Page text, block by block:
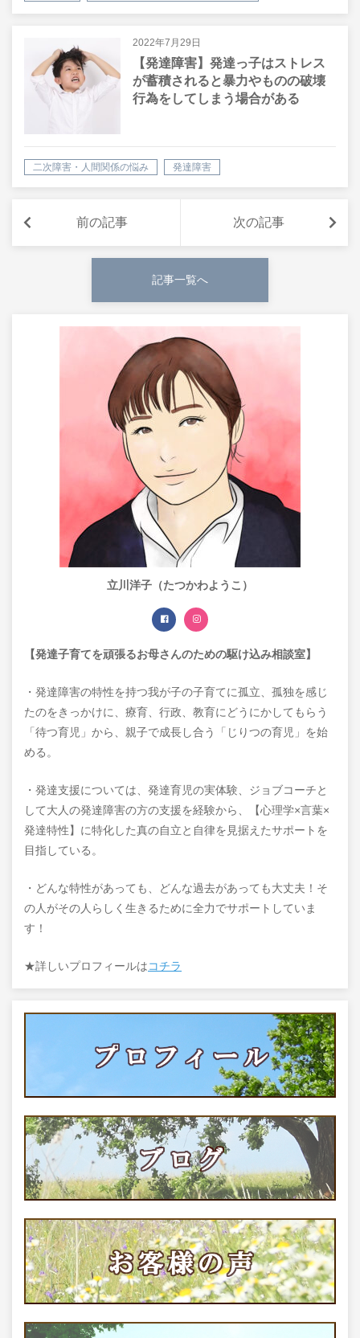
2022年7月29日
【発達障害】発達っ子はストレス
が蓄積されると暴力やものの破壊
行為をしてしまう場合がある
二次障害・人間関係の悩み 発達障害
前の記事 次の記事
記事一覧へ
立川洋子（たつかわようこ）
【発達子育てを頑張るお母さんのための駆け込み相談室】
・発達障害の特性を持つ我が子の子育てに孤立、孤独を感じ
たのをきっかけに、療育、行政、教育にどうにかしてもらう
「待つ育児」から、親子で成長し合う「じりつの育児」を始
める。
・発達支援については、発達育児の実体験、ジョブコーチと
して大人の発達障害の方の支援を経験から、【心理学×言葉×
発達特性】に特化した真の自立と自律を見据えたサポートを
目指している。
・どんな特性があっても、どんな過去があっても大丈夫！そ
の人がその人らしく生きるために全力でサポートしていま
す！
★詳しいプロフィールはコチラ